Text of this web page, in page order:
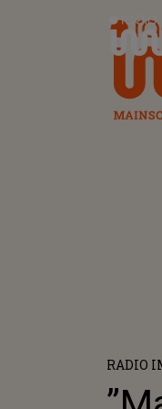
Radio
RADIO